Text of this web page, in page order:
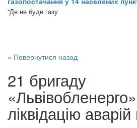
"Де не буде газу
« Повернутися назад
21 бригаду
ліквідацію аварій